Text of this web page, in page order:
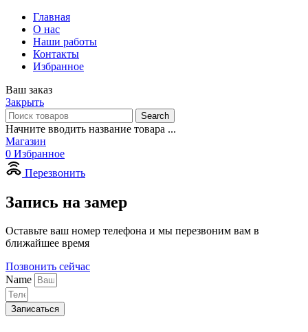
Главная
О нас
Наши работы
Контакты
Избранное
Ваш заказ
Закрыть
Search
Начните вводить название товара ...
Магазин
0 Избранное
Перезвонить
Запись на замер
Оставьте ваш номер телефона и мы перезвоним вам в
ближайшее время
Позвонить сейчас
Name
Записаться